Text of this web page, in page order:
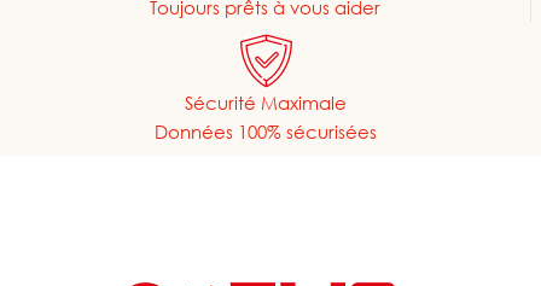
Toujours prêts à vous aider
Sécurité Maximale
Données 100% sécurisées